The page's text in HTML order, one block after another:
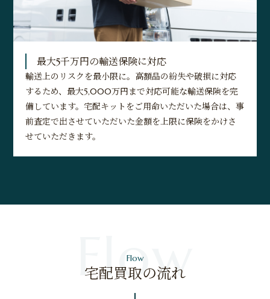
最大5千万円の輸送保険に対応
輸送上のリスクを最小限に。高額品の紛失や破損に対応
するため、最大5,000万円まで対応可能な輸送保険を完
備しています。宅配キットをご用命いただいた場合は、事
前査定で出させていただいた金額を上限に保険をかけさ
せていただきます。
Flow
宅配買取の流れ